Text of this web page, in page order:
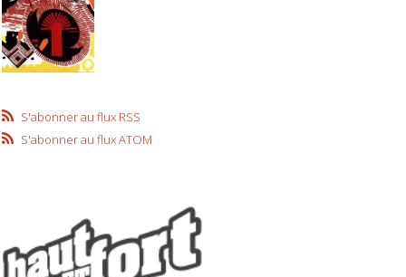
S'abonner au flux RSS
S'abonner au flux ATOM